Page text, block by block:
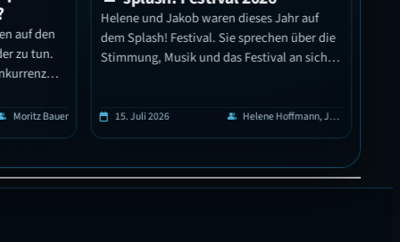
auf den
zu tun.
es
Moritz Bauer
Helene und Jakob waren dieses Jahr auf
dem Splash! Festival. Sie sprechen über die
Stimmung, Musik und das Festival an sich.
erzählen von ihren persönlichen Highlights.
calendar_today 15. Juli 2026 group Helene Hoffmann, Jakob Klinkhardt